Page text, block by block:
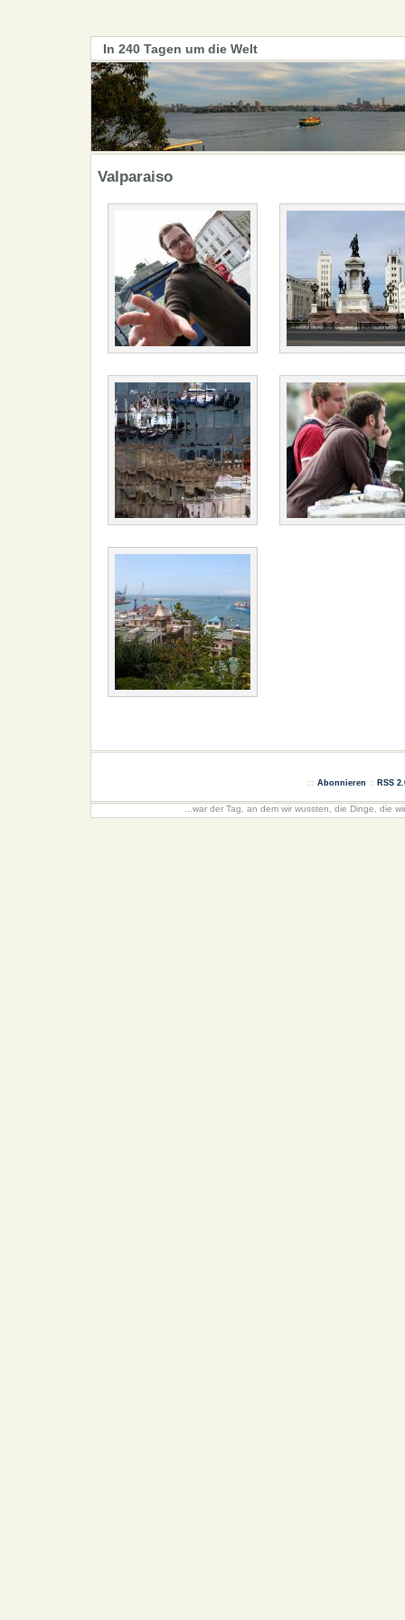
In 240 Tagen um die Welt
Valparaiso
::: Abonnieren :: RSS
...war der Tag, an dem wir wussten, die Dinge, die